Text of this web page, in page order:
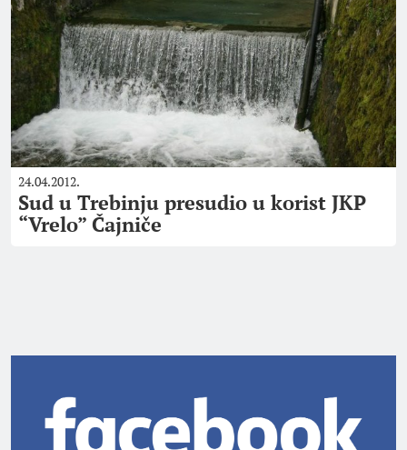
24.04.2012.
Sud u Trebinju presudio u korist JKP
“Vrelo” Čajniče